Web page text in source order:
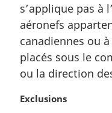
g
i
n
a
l
e
:
s’applique pas à
aéronefs
canadiennes ou
placés sous le
ou la direction
N
Exclusions